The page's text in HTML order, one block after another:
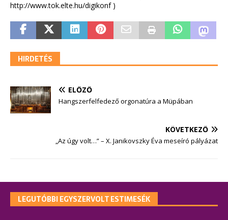
http://www.tok.elte.hu/digikonf )
HIRDETÉS
ELŐZŐ
Hangszerfelfedező orgonatúra a Müpában
KÖVETKEZŐ
„Az úgy volt…” – X. Janikovszky Éva meseíró pályázat
LEGUTÓBBI EGYSZERVOLT ESTIMESÉK